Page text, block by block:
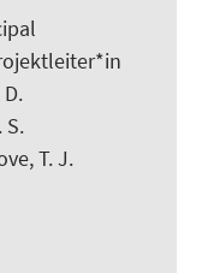
S.
T. J.